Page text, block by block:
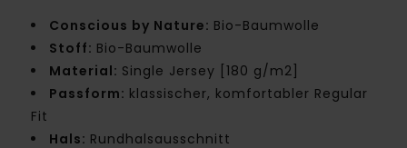
Conscious by Nature: Bio-Baumwolle
Stoff: Bio-Baumwolle
Material: Single Jersey [180 g/m2]
Passform: klassischer, komfortabler Regular
Fit
Hals: Rundhalsausschnitt